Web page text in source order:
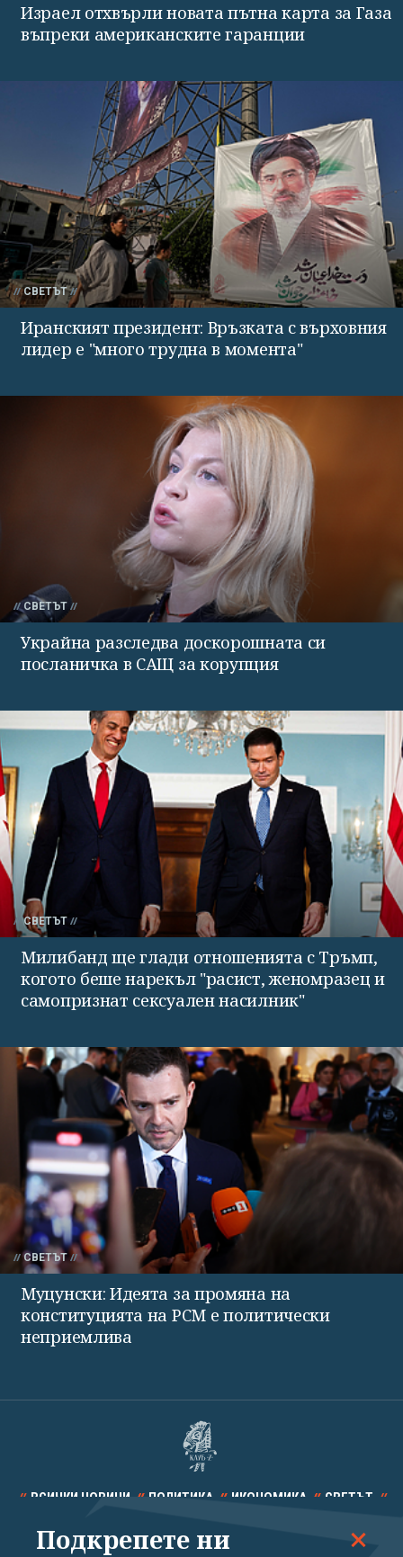
Израел отхвърли новата пътна карта за Газа
въпреки американските гаранции
СВЕТЪТ
Иранският президент: Връзката с върховния
лидер е "много трудна в момента"
СВЕТЪТ
Украйна разследва доскорошната си
посланичка в САЩ за корупция
СВЕТЪТ
Милибанд ще глади отношенията с Тръмп,
когото беше нарекъл "расист, женомразец и
самопризнат сексуален насилник"
СВЕТЪТ
Муцунски: Идеята за промяна на
конституцията на РСМ е политически
неприемлива
ВСИЧКИ НОВИНИ ПОЛИТИКА ИКОНОМИКА СВЕТЪТ
СПОРТ КУЛТУРА ТЕХНОЛОГИИ КАЛЕЙДОСКОП
Подкрепете ни